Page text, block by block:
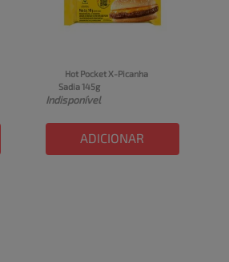
Hot Pocket X-Picanha
Sadia 145g
Indisponível
ADICIONAR